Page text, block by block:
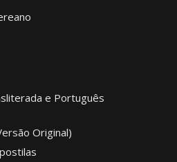
e Português
Original)